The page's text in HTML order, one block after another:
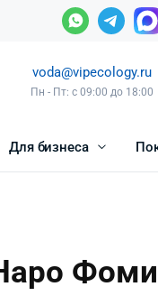
voda@vipecology.ru
Пн - Пт: с 09:00 до 18:00
Для бизнеса